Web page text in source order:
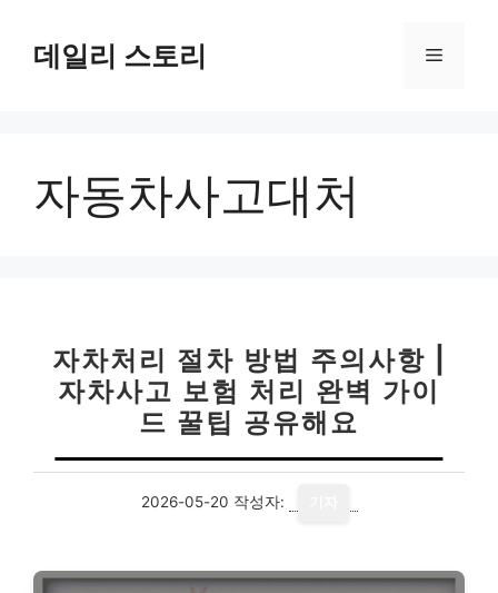
데일리 스토리 메
자동차사고대처
자차처리 절차 방법 주의사항 |
자차사고 보험 처리 완벽 가이
드 꿀팁 공유해요
2026-05-20 작성자: